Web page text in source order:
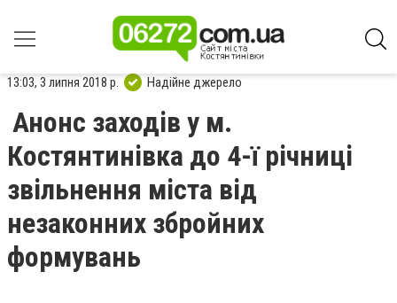
13:03, 3 липня 2018 р. Надійне джерело
Анонс заходів у м.
Костянтинівка до 4-ї річниці
звільнення міста від
незаконних збройних
формувань